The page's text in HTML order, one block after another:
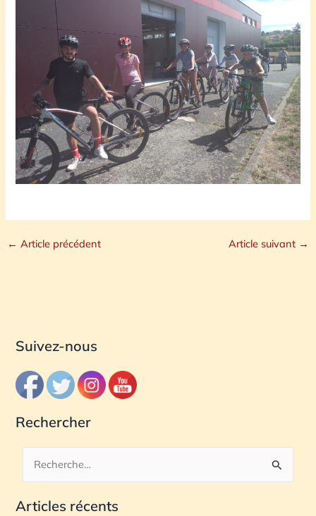
← Article précédent Article suivant →
Suivez-nous
Rechercher
c
Articles récents